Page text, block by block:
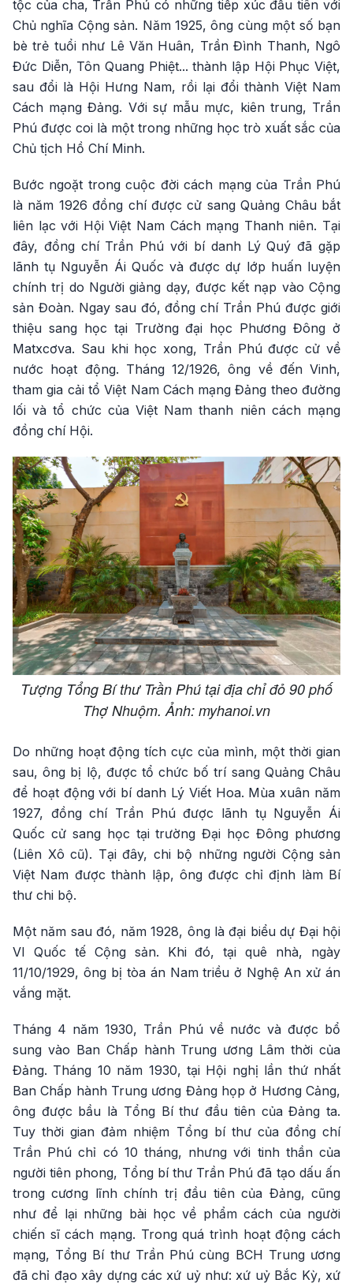
tộc của cha, Trần Phú có những tiếp xúc đầu tiên với
Chủ nghĩa Cộng sản. Năm 1925, ông cùng một số bạn
bè trẻ tuổi như Lê Văn Huân, Trần Đình Thanh, Ngô
Đức Diễn, Tôn Quang Phiệt... thành lập Hội Phục Việt,
sau đổi là Hội Hưng Nam, rồi lại đổi thành Việt Nam
Cách mạng Đảng. Với sự mẫu mực, kiên trung, Trần
Phú được coi là một trong những học trò xuất sắc của
Chủ tịch Hồ Chí Minh.
Bước ngoặt trong cuộc đời cách mạng của Trần Phú
là năm 1926 đồng chí được cử sang Quảng Châu bắt
liên lạc với Hội Việt Nam Cách mạng Thanh niên. Tại
đây, đồng chí Trần Phú với bí danh Lý Quý đã gặp
lãnh tụ Nguyễn Ái Quốc và được dự lớp huấn luyện
chính trị do Người giảng dạy, được kết nạp vào Cộng
sản Đoàn. Ngay sau đó, đồng chí Trần Phú được giới
thiệu sang học tại Trường đại học Phương Đông ở
Matxcơva. Sau khi học xong, Trần Phú được cử về
nước hoạt động. Tháng 12/1926, ông về đến Vinh,
tham gia cải tổ Việt Nam Cách mạng Đảng theo đường
lối và tổ chức của Việt Nam thanh niên cách mạng
đồng chí Hội.
Tượng Tổng Bí thư Trần Phú tại địa chỉ đỏ 90 phố
Thợ Nhuộm. Ảnh: myhanoi.vn
Do những hoạt động tích cực của mình, một thời gian
sau, ông bị lộ, được tổ chức bố trí sang Quảng Châu
để hoạt động với bí danh Lý Viết Hoa. Mùa xuân năm
1927, đồng chí Trần Phú được lãnh tụ Nguyễn Ái
Quốc cử sang học tại trường Đại học Đông phương
(Liên Xô cũ). Tại đây, chi bộ những người Cộng sản
Việt Nam được thành lập, ông được chỉ định làm Bí
thư chi bộ.
Một năm sau đó, năm 1928, ông là đại biểu dự Đại hội
VI Quốc tế Cộng sản. Khi đó, tại quê nhà, ngày
11/10/1929, ông bị tòa án Nam triều ở Nghệ An xử án
vắng mặt.
Tháng 4 năm 1930, Trần Phú về nước và được bổ
sung vào Ban Chấp hành Trung ương Lâm thời của
Đảng. Tháng 10 năm 1930, tại Hội nghị lần thứ nhất
Ban Chấp hành Trung ương Đảng họp ở Hương Cảng,
ông được bầu là Tổng Bí thư đầu tiên của Đảng ta.
Tuy thời gian đảm nhiệm Tổng bí thư của đồng chí
Trần Phú chỉ có 10 tháng, nhưng với tinh thần của
người tiên phong, Tổng bí thư Trần Phú đã tạo dấu ấn
trong cương lĩnh chính trị đầu tiên của Đảng, cũng
như để lại những bài học về phẩm cách của người
chiến sĩ cách mạng. Trong quá trình hoạt động cách
mạng, Tổng Bí thư Trần Phú cùng BCH Trung ương
đã chỉ đạo xây dựng các xứ uỷ như: xứ uỷ Bắc Kỳ, xứ